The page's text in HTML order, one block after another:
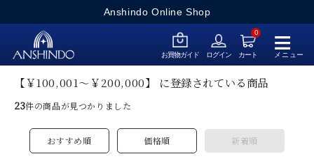
Anshindo Online Shop
≡
メニュー
お買物ガイド ログイン
0
カート
【￥100,001～￥200,000】 に登録されている商品
23件の商品が見つかりました
おすすめ順 価格順 新着順